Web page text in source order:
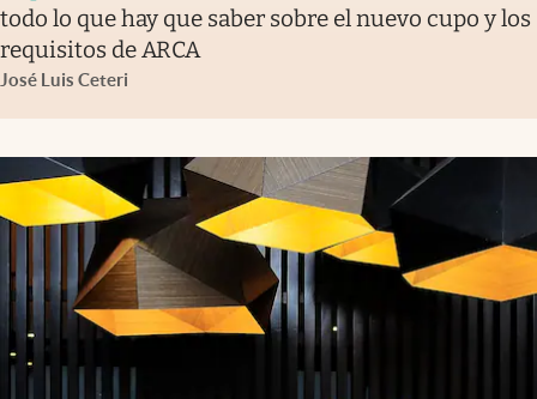
todo lo que hay que saber sobre el nuevo cupo y los
requisitos de ARCA
José Luis Ceteri